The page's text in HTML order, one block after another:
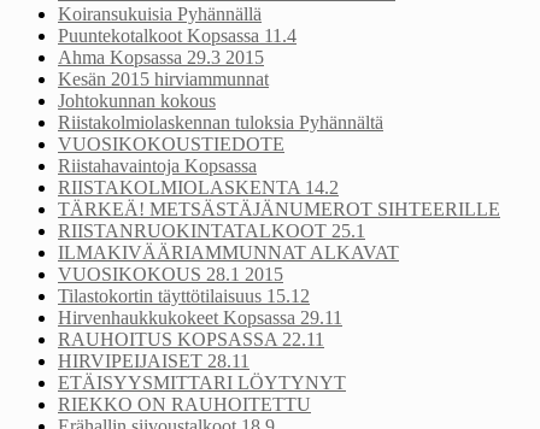
Koiransukuisia Pyhännällä
Puuntekotalkoot Kopsassa 11.4
Ahma Kopsassa 29.3 2015
Kesän 2015 hirviammunnat
Johtokunnan kokous
Riistakolmiolaskennan tuloksia Pyhännältä
VUOSIKOKOUSTIEDOTE
Riistahavaintoja Kopsassa
RIISTAKOLMIOLASKENTA 14.2
TÄRKEÄ! METSÄSTÄJÄNUMEROT SIHTEERILLE
RIISTANRUOKINTATALKOOT 25.1
ILMAKIVÄÄRIAMMUNNAT ALKAVAT
VUOSIKOKOUS 28.1 2015
Tilastokortin täyttötilaisuus 15.12
Hirvenhaukkukokeet Kopsassa 29.11
RAUHOITUS KOPSASSA 22.11
HIRVIPEIJAISET 28.11
ETÄISYYSMITTARI LÖYTYNYT
RIEKKO ON RAUHOITETTU